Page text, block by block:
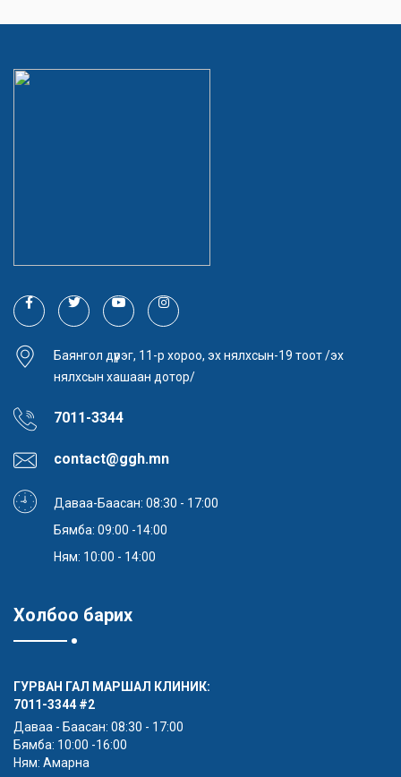
Баянгол дүүрэг, 11-р хороо, эх нялхсын-19 тоот /эх
нялхсын хашаан дотор/
7011-3344
contact@ggh.mn
Даваа-Баасан: 08:30 - 17:00
Бямба: 09:00 -14:00
Ням: 10:00 - 14:00
Холбоо барих
ГУРВАН ГАЛ МАРШАЛ КЛИНИК:
7011-3344 #2
Даваа - Баасан: 08:30 - 17:00
Бямба: 10:00 -16:00
Ням: Амарна